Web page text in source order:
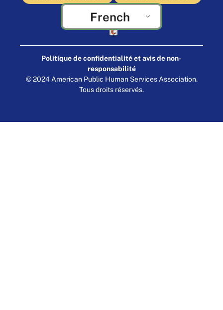
French
Fabriqué par Cornershop Creative
Politique de confidentialité et avis de non-
responsabilité
© 2024 American Public Human Services Association.
Tous droits réservés.